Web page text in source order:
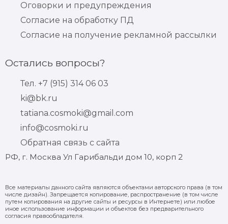
Оговорки и предупреждения
Согласие на обработку ПД
Согласие на получение рекламной рассылки
Остались вопросы?
Тел. +7 (915) 314 06 03
ki@bk.ru
tatiana.cosmoki@gmail.com
info@cosmoki.ru
Обратная связь с сайта
РФ, г. Москва Ул Гарибальди дом 10, корп 2
Все материалы данного сайта являются объектами авторского права (в том
числе дизайн). Запрещается копирование, распространение (в том числе
путем копирования на другие сайты и ресурсы в Интернете) или любое
иное использование информации и объектов без предварительного
согласия правообладателя.